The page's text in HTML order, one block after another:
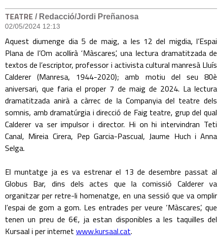
TEATRE / Redacció/Jordi Preñanosa
02/05/2024 12:13
Aquest diumenge dia 5 de maig, a les 12 del migdia, l’Espai
Plana de l’Om acollirà ‘Màscares’, una lectura dramatitzada de
textos de l’escriptor, professor i activista cultural manresà Lluís
Calderer (Manresa, 1944-2020); amb motiu del seu 80è
aniversari, que faria el proper 7 de maig de 2024. La lectura
dramatitzada anirà a càrrec de la Companyia del teatre dels
somnis, amb dramatúrgia i direcció de Faig teatre, grup del qual
Calderer va ser impulsor i director. Hi on hi intervindran Teti
Canal, Mireia Cirera, Pep Garcia-Pascual, Jaume Huch i Anna
Selga.
El muntatge ja es va estrenar el 13 de desembre passat al
Globus Bar, dins dels actes que la comissió Calderer va
organitzar per retre-li homenatge, en una sessió que va omplir
l’espai de gom a gom. Les entrades per veure ‘Màscares’, que
tenen un preu de 6€, ja estan disponibles a les taquilles del
Kursaal i per internet www.kursaal.cat.